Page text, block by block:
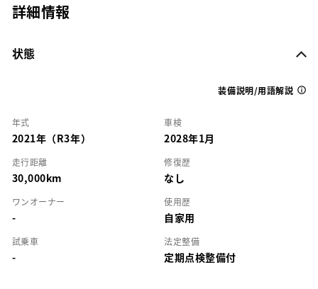
詳細情報
状態
装備説明/用語解説
年式
2021年（R3年）
車検
2028年1月
走行距離
30,000km
修復歴
なし
ワンオーナー
-
使用歴
自家用
試乗車
-
法定整備
定期点検整備付